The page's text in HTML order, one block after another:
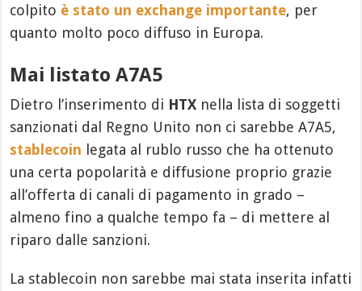
colpito è stato un exchange importante, per
quanto molto poco diffuso in Europa.
Mai listato A7A5
Dietro l’inserimento di HTX nella lista di soggetti
sanzionati dal Regno Unito non ci sarebbe A7A5,
stablecoin legata al rublo russo che ha ottenuto
una certa popolarità e diffusione proprio grazie
all’offerta di canali di pagamento in grado –
almeno fino a qualche tempo fa – di mettere al
riparo dalle sanzioni.
La stablecoin non sarebbe mai stata inserita infatti